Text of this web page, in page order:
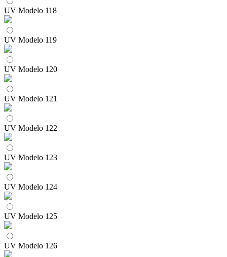
UV Modelo 118
UV Modelo 119
UV Modelo 120
UV Modelo 121
UV Modelo 122
UV Modelo 123
UV Modelo 124
UV Modelo 125
UV Modelo 126